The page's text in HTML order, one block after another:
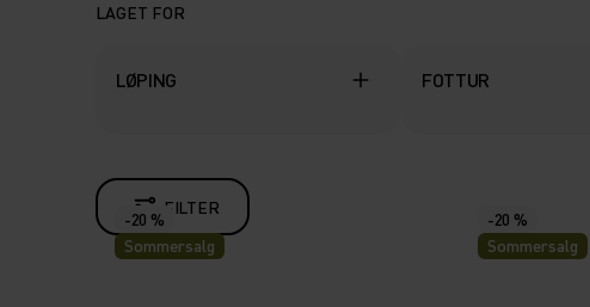
LAGET FOR
LØPING FOTTUR
FILTER
-20 %
Sommersalg
-20 %
Sommersalg